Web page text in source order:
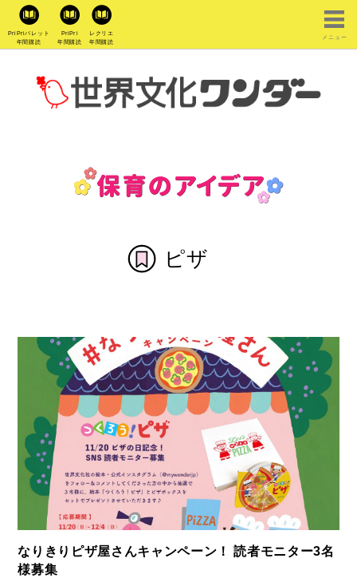
PriPriパレット
年間購読
PriPri
年間購読
レクリエ
年間購読
メニュー
ピザ
なりきりピザ屋さんキャンペーン！ 読者モニター3名
様募集